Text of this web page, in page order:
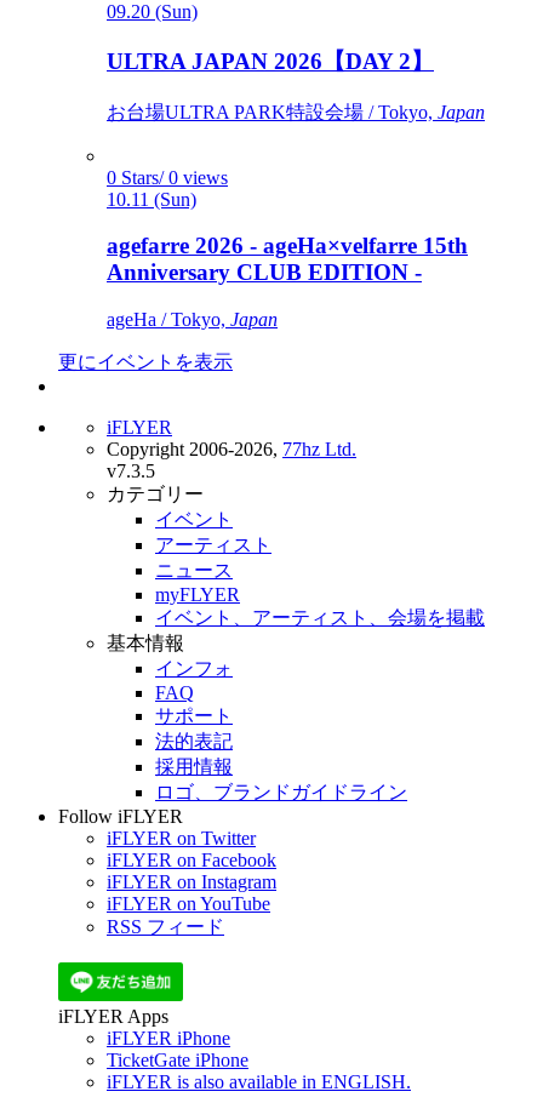
09.20 (Sun)
ULTRA JAPAN 2026【DAY 2】
お台場ULTRA PARK特設会場 / Tokyo, Japan
0 Stars/ 0 views
10.11 (Sun)
agefarre 2026 - ageHa×velfarre 15th
Anniversary CLUB EDITION -
ageHa / Tokyo, Japan
更にイベントを表示
iFLYER
Copyright 2006-2026, 77hz Ltd.
v7.3.5
カテゴリー
イベント
アーティスト
ニュース
myFLYER
イベント、アーティスト、会場を掲載
基本情報
インフォ
FAQ
サポート
法的表記
採用情報
ロゴ、ブランドガイドライン
Follow iFLYER
iFLYER on Twitter
iFLYER on Facebook
iFLYER on Instagram
iFLYER on YouTube
RSS フィード
iFLYER Apps
iFLYER iPhone
TicketGate iPhone
iFLYER is also available in ENGLISH.